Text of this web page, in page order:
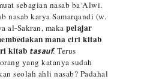
sebagian nasab ba‘Alwi.
nasab karya Samarqandi (w.
al-Sakran, maka pelajar
mana ciri kitab
kitab tasauf. Terus
yang katanya sudah
seolah ahli nasab? Padahal